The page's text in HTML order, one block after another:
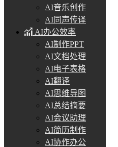
AI音乐创作
AI同声传译
AI办公效率
AI制作PPT
AI文档处理
AI电子表格
AI翻译
AI思维导图
AI总结摘要
AI会议助理
AI简历制作
AI协作办公